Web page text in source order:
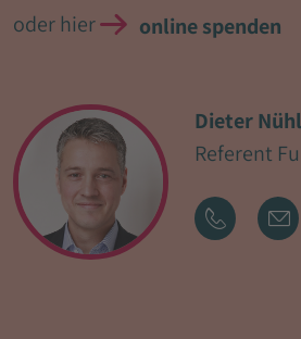
oder hier online spenden
Dieter
Referent